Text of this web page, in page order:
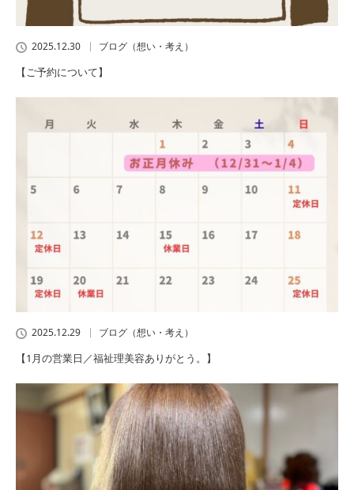
2025.12.30 ブログ（想い・考え）
【ご予約について】
2025.12.29 ブログ（想い・考え）
【1月の営業日／福祉理美容ありがとう。】